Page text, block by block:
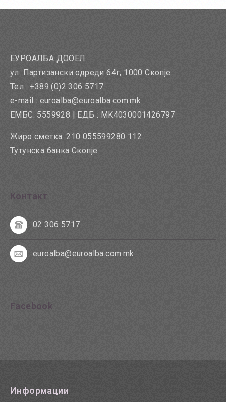
ЕУРОАЛБА ДООЕЛ
ул. Партизански одреди 64г, 1000 Скопје
Тел : +389 (0)2 306 5717
e-mail : euroalba@euroalba.com.mk
ЕМБС: 5559928 | ЕДБ : MK4030001426797
Жиро сметка: 210 055599280 112
Тутунска банка Скопје
Контакт
02 306 5717
euroalba@euroalba.com.mk
Facebook
Информации